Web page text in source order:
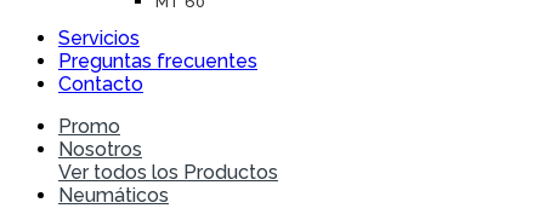
Servicios
Preguntas frecuentes
Contacto
Promo
Nosotros
Ver todos los Productos
Neumáticos